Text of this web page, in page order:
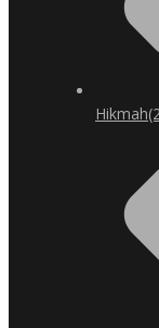
Hikmah